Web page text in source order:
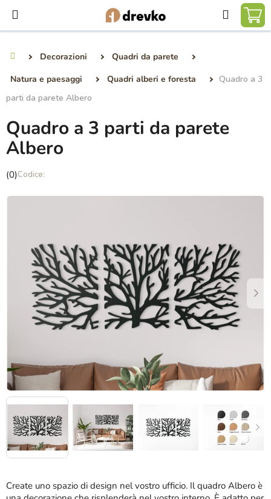
contenuto
Ricerca
Decorazioni
Quadri da parete
Natura e paesaggi
Quadri alberi e foresta
Quadro a 3
parti da parete Albero
Create uno spazio di design nel vostro ufficio. Il quadro Albero è
Quadro a 3 parti da parete
Albero
La
media
(0)